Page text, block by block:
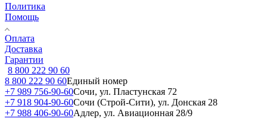
Политика
Помощь
Оплата
Доставка
Гарантии
8 800 222 90 60
8 800 222 90 60Единый номер
+7 989 756-90-60Сочи, ул. Пластунская 72
+7 918 904-90-60Сочи (Строй-Сити), ул. Донская 28
+7 988 406-90-60Адлер, ул. Авиационная 28/9